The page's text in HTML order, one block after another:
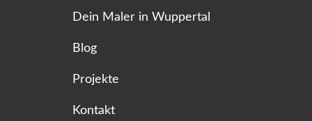
Dein Maler in Wuppertal
Blog
Projekte
Kontakt